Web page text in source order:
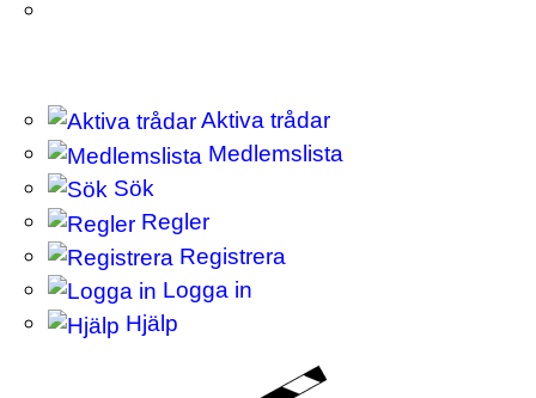
Aktiva trådar
Medlemslista
Sök
Regler
Registrera
Logga in
Hjälp